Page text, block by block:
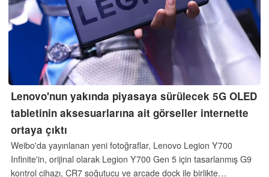
Lenovo'nun yakında piyasaya sürülecek 5G OLED
tabletinin aksesuarlarına ait görseller internette
ortaya çıktı
Weibo'da yayınlanan yeni fotoğraflar, Lenovo Legion Y700
Infinite'in, orijinal olarak Legion Y700 Gen 5 için tasarlanmış G9
kontrol cihazı, CR7 soğutucu ve arcade dock ile birlikte